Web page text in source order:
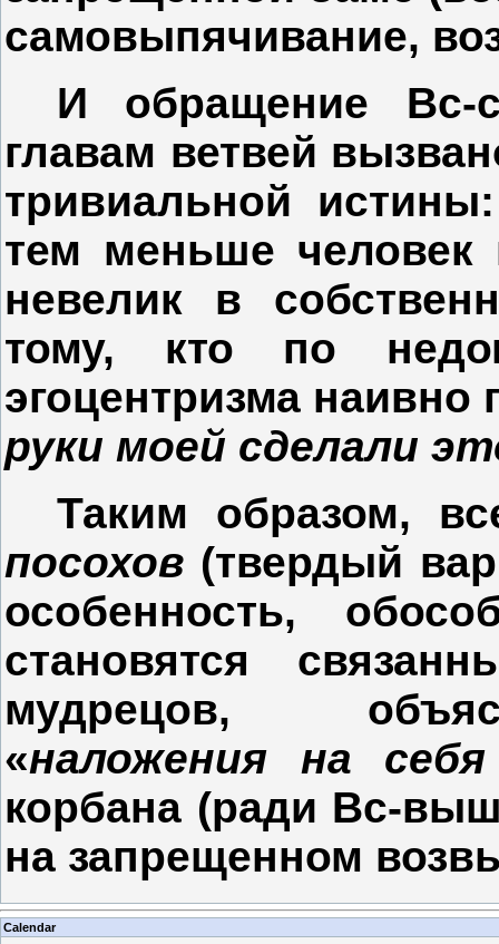
самовыпячивание,
И обращение Вс-
главам ветвей
тривиальной
тем меньше человек
невелик в
тому, кто по
эгоцентризма наивно
руки моей сделали
Таким образом,
посохов (твердый
особенность,
становятся
мудрецов,
«наложения на
корбана (ради Вс-
на запрещенном
Calendar